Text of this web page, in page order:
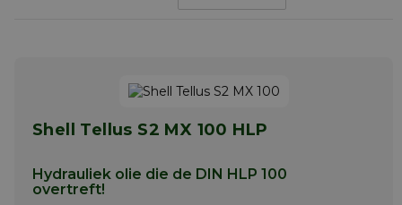
Shell Tellus S2 MX 100 HLP
Hydrauliek olie die de DIN HLP 100
overtreft!